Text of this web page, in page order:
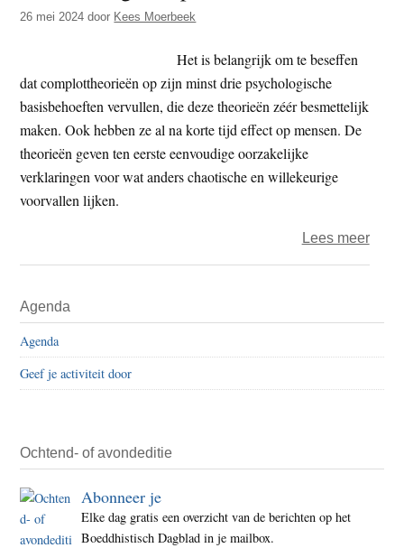
t
e
t
e
26 mei 2024 door Kees Moerbeek
Het is belangrijk om te beseffen
dat complottheorieën op zijn minst drie psychologische
basisbehoeften vervullen, die deze theorieën zéér besmettelijk
maken. Ook hebben ze al na korte tijd effect op mensen. De
theorieën geven ten eerste eenvoudige oorzakelijke
verklaringen voor wat anders chaotische en willekeurige
voorvallen lijken.
Lees meerover
Sidebar
Agenda
Agenda
Geef je activiteit door
Ochtend- of avondeditie
Abonneer je
Elke dag gratis een overzicht van de berichten op het
Boeddhistisch Dagblad in je mailbox.